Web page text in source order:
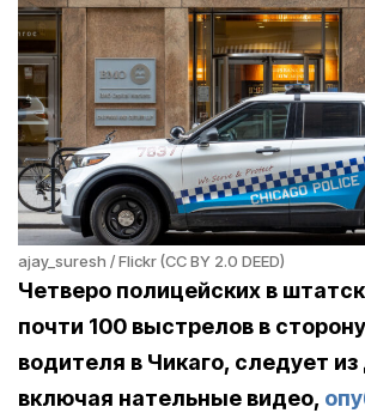
ajay_suresh / Flickr (CC BY 2.0 DEED)
Четверо полицейских в
почти 100 выстрелов в
водителя в Чикаго, следует
включая нательные видео,